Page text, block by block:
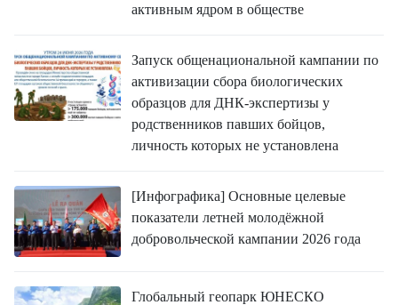
активным ядром в обществе
Запуск общенациональной кампании по
активизации сбора биологических
образцов для ДНК-экспертизы у
родственников павших бойцов,
личность которых не установлена
[Инфографика] Основные целевые
показатели летней молодёжной
добровольческой кампании 2026 года
Глобальный геопарк ЮНЕСКО